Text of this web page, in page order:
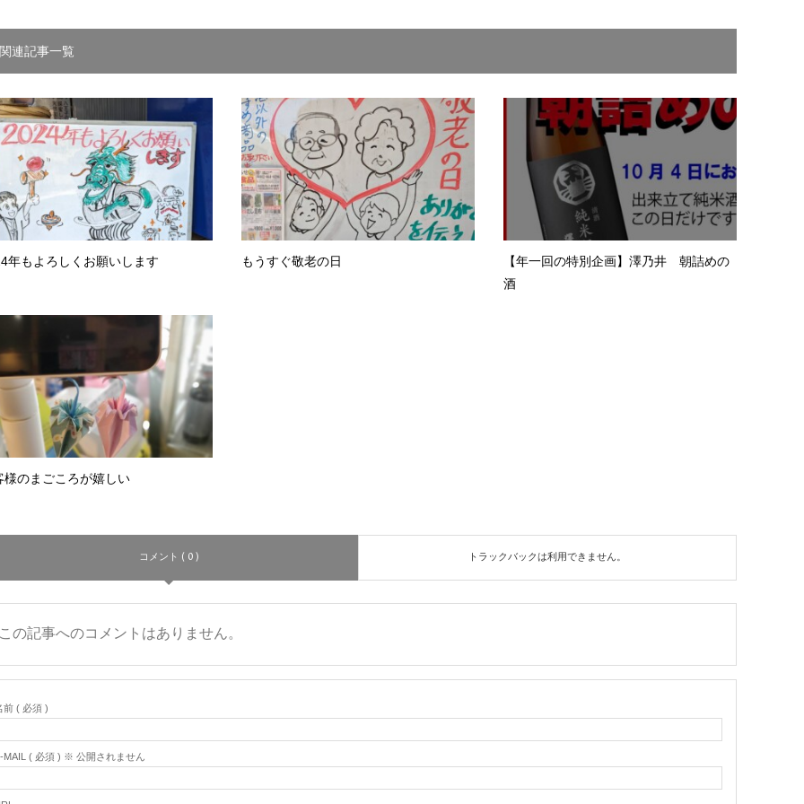
連記事一覧
年もよろしくお願いします もうすぐ敬老の日
【年一回の特別企画】澤乃井 朝詰めの
酒
様のまごころが嬉しい
コメント ( 0 ) トラックバックは利用できません。
の記事へのコメントはありません。
前 ( 必須 )
MAIL ( 必須 ) ※ 公開されません